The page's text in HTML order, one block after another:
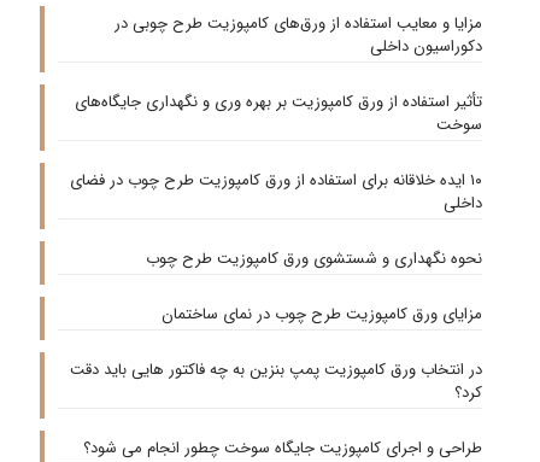
مزایا و معایب استفاده از ورق‌های کامپوزیت طرح چوبی در
دکوراسیون داخلی
تأثیر استفاده از ورق کامپوزیت بر بهره‌ وری و نگهداری جایگاه‌های
سوخت
۱۰ ایده خلاقانه برای استفاده از ورق کامپوزیت طرح چوب در فضای
داخلی
نحوه نگهداری و شستشوی ورق کامپوزیت طرح چوب
مزایای ورق کامپوزیت طرح چوب در نمای ساختمان
در انتخاب ورق کامپوزیت پمپ بنزین به چه فاکتور هایی باید دقت
کرد؟
طراحی و اجرای کامپوزیت جایگاه سوخت چطور انجام می شود؟